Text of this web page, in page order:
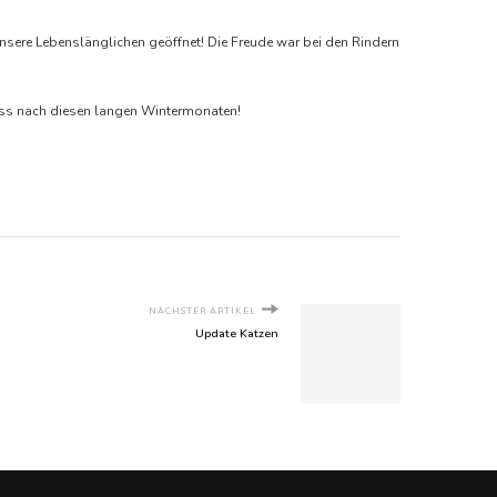
Lebenslänglichen geöffnet! Die Freude war bei den Rindern
nach diesen langen Wintermonaten!
NÄCHSTER ARTIKEL
Update Katzen